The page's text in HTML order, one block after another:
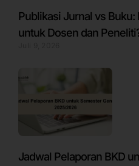
Publikasi Jurnal vs Buku:
untuk Dosen dan
Jadwal Pelaporan BKD